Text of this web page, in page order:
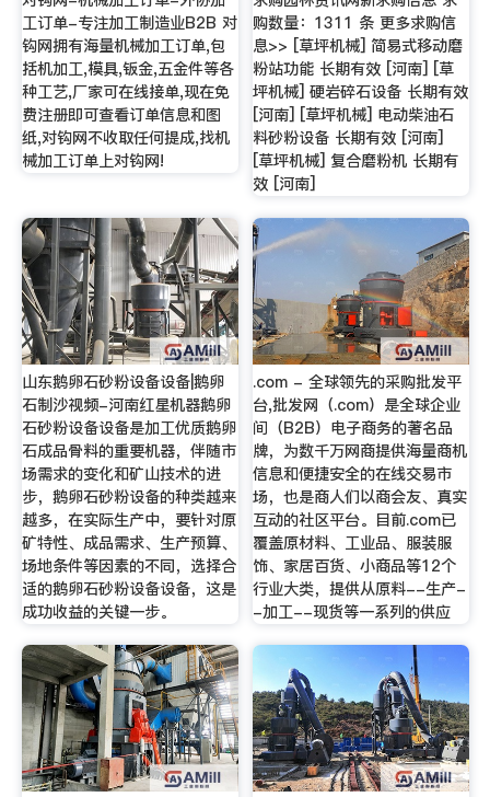
工订单-专注加工制造业B2B 对
钩网拥有海量机械加工订单,包
括机加工,模具,钣金,五金件等各
种工艺,厂家可在线接单,现在免
费注册即可查看订单信息和图
纸,对钩网不收取任何提成,找机
械加工订单上对钩网!
购数量：1311 条 更多求购信
息>> [草坪机械] 简易式移动磨
粉站功能 长期有效 [河南] [草
坪机械] 硬岩碎石设备 长期有效
[河南] [草坪机械] 电动柴油石
料砂粉设备 长期有效 [河南]
[草坪机械] 复合磨粉机 长期有
效 [河南]
山东鹅卵石砂粉设备设备|鹅卵
石制沙视频-河南红星机器鹅卵
石砂粉设备设备是加工优质鹅卵
石成品骨料的重要机器，伴随市
场需求的变化和矿山技术的进
步，鹅卵石砂粉设备的种类越来
越多，在实际生产中，要针对原
矿特性、成品需求、生产预算、
场地条件等因素的不同，选择合
适的鹅卵石砂粉设备设备，这是
成功收益的关键一步。
.com - 全球领先的采购批发平
台,批发网（.com）是全球企业
间（B2B）电子商务的著名品
牌，为数千万网商提供海量商机
信息和便捷安全的在线交易市
场，也是商人们以商会友、真实
互动的社区平台。目前.com已
覆盖原材料、工业品、服装服
饰、家居百货、小商品等12个
行业大类，提供从原料--生产-
-加工--现货等一系列的供应